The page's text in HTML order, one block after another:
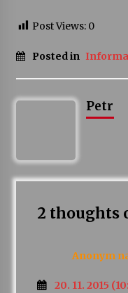
13.
Želiv
3. 7.
Post Views: 0
Posted in
Petr
2 thoughts
Anonym
20. 11. 2015